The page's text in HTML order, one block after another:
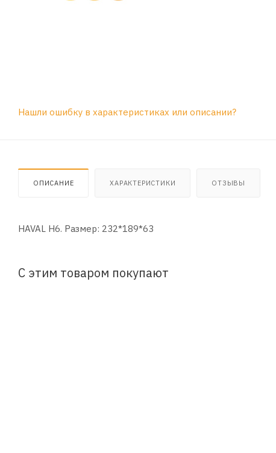
Нашли ошибку в характеристиках или описании?
ОПИСАНИЕ ХАРАКТЕРИСТИКИ ОТЗЫВЫ
HAVAL H6. Размер: 232*189*63
С этим товаром покупают